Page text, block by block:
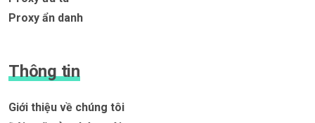
Proxy ẩn danh
Thông tin
Giới thiệu về chúng tôi